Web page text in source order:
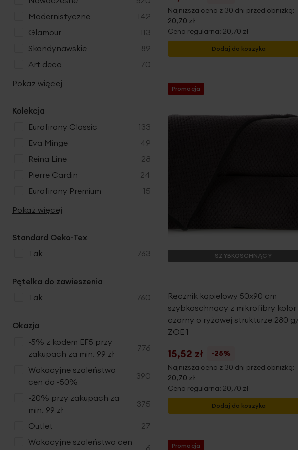
Najniższa cena z 30 dni przed obniżką:
20,70 zł
Cena regularna: 20,70 zł
Dodaj do koszyka
Promocja
SZYBKOSCHNĄCY
Ręcznik kąpielowy 50x90 cm
szybkoschnący z mikrofibry kolor
czarny o ryżowej strukturze 280
ZOE 1
15,52 zł
-25%
Najniższa cena z 30 dni przed obniżką:
20,70 zł
Cena regularna: 20,70 zł
Dodaj do koszyka
Promocja
modernistyczne
142
produkty
glamour
113
produkty
skandynawskie
89
produkty
art deco
70
produkty
Pokaż więcej
Kolekcja
Eurofirany Classic
133
produkty
Eva Minge
49
produkty
Reina Line
28
produkty
Pierre Cardin
24
produkty
Eurofirany Premium
15
produkty
Pokaż więcej
Standard Oeko-Tex
tak
763
produkty
Pętelka do zawieszenia
tak
760
produkty
Okazja
-5% z kodem EF5 przy
zakupach za min. 99 zł
776
produkty
Wakacyjne szaleństwo
cen do -50%
390
produkty
-20% przy zakupach za
min. 99 zł
375
produkty
Outlet 27
produkty
Wakacyjne szaleństwo cen
produkty